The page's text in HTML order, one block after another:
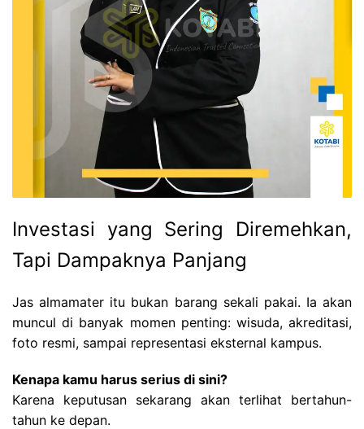
Investasi yang Sering Diremehkan,
Tapi Dampaknya Panjang
Jas almamater itu bukan barang sekali pakai. Ia akan
muncul di banyak momen penting: wisuda, akreditasi,
foto resmi, sampai representasi eksternal kampus.
Kenapa kamu harus serius di sini?
Karena keputusan sekarang akan terlihat bertahun-
tahun ke depan.